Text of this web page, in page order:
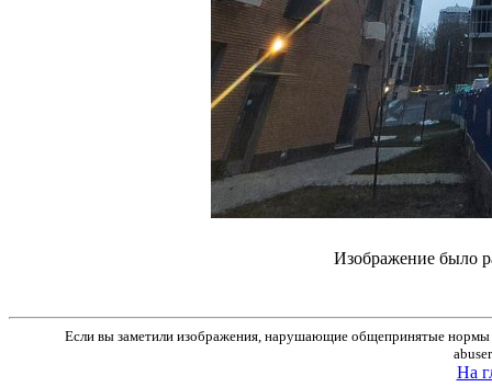
Изображение было
Если вы заметили изображения, нарушающие общепринятые нормы
На